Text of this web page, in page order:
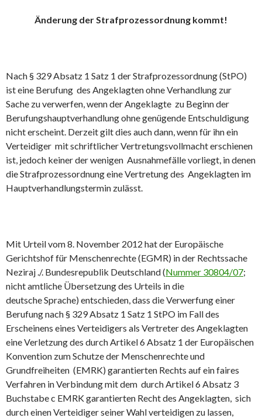
Änderung der Strafprozessordnung kommt!
Nach § 329 Absatz 1 Satz 1 der Strafprozessordnung (StPO)
ist eine Berufung des Angeklagten ohne Verhandlung zur
Sache zu verwerfen, wenn der Angeklagte zu Beginn der
Berufungshauptverhandlung ohne genügende Entschuldigung
nicht erscheint. Derzeit gilt dies auch dann, wenn für ihn ein
Verteidiger mit schriftlicher Vertretungsvollmacht erschienen
ist, jedoch keiner der wenigen Ausnahmefälle vorliegt, in denen
die Strafprozessordnung eine Vertretung des Angeklagten im
Hauptverhandlungstermin zulässt.
Mit Urteil vom 8. November 2012 hat der Europäische
Gerichtshof für Menschenrechte (EGMR) in der Rechtssache
Neziraj ./. Bundesrepublik Deutschland (Nummer 30804/07;
nicht amtliche Übersetzung des Urteils in die
deutsche Sprache) entschieden, dass die Verwerfung einer
Berufung nach § 329 Absatz 1 Satz 1 StPO im Fall des
Erscheinens eines Verteidigers als Vertreter des Angeklagten
eine Verletzung des durch Artikel 6 Absatz 1 der Europäischen
Konvention zum Schutze der Menschenrechte und
Grundfreiheiten (EMRK) garantierten Rechts auf ein faires
Verfahren in Verbindung mit dem durch Artikel 6 Absatz 3
Buchstabe c EMRK garantierten Recht des Angeklagten, sich
durch einen Verteidiger seiner Wahl verteidigen zu lassen,